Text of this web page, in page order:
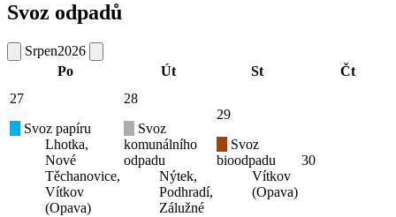
Svoz odpadů
Srpen2026
Po
Út St
Čt
27
Svoz papíru
Lhotka,
Nové
Těchanovice,
Vítkov
(Opava)
28
Svoz
komunálního
odpadu
Nýtek,
Podhradí,
Zálužné
29
Svoz
bioodpadu
Vítkov
(Opava)
30